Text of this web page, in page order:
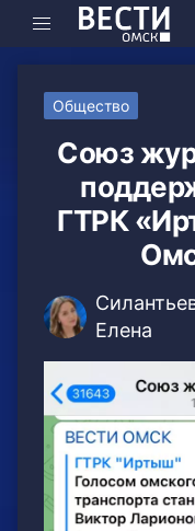
Общество
Союз
ГТРК
Елена